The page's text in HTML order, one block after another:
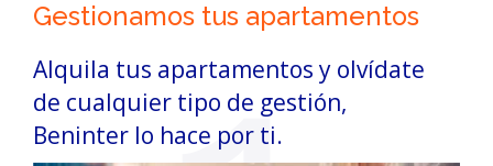
Gestionamos tus apartamentos
Alquila tus apartamentos y olvídate
de cualquier tipo de gestión,
Beninter lo hace por ti.